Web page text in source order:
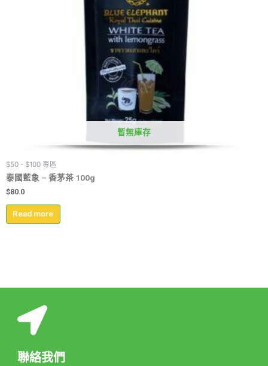
暫無庫存
$50 - $100 專區
泰國藍象 – 香茅茶 100g
$80.0
Read more
聯絡我們